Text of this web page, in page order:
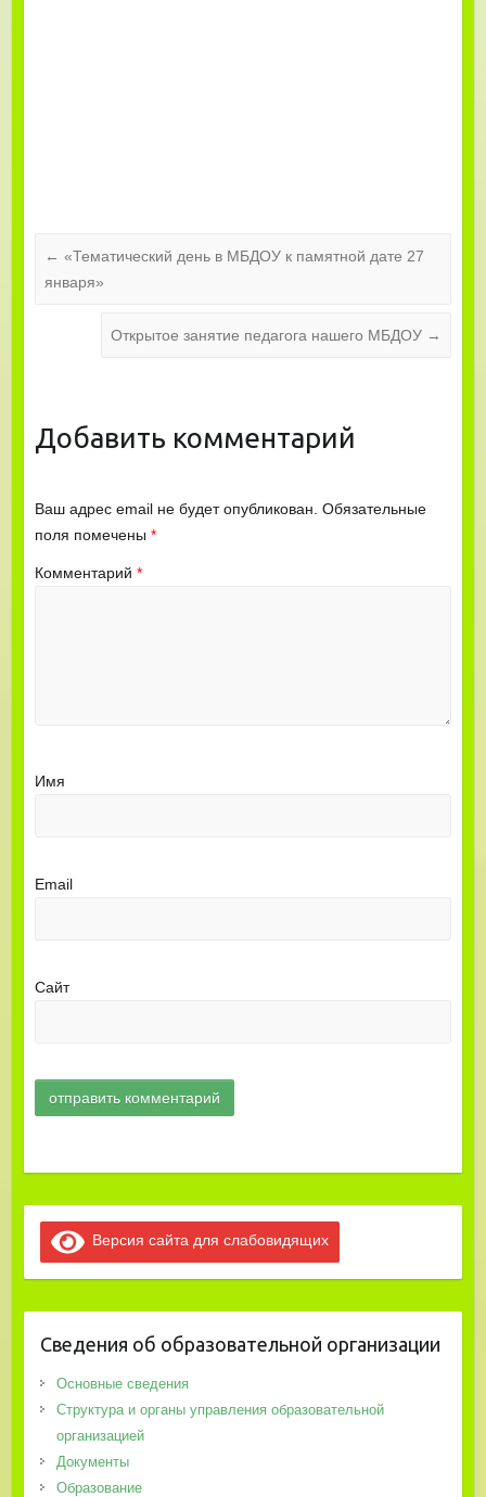
← «Тематический день в МБДОУ к памятной дате 27
января»
Открытое занятие педагога нашего МБДОУ →
Добавить комментарий
Ваш адрес email не будет опубликован. Обязательные
поля помечены *
Комментарий *
Имя
Email
Сайт
Версия сайта для слабовидящих
Сведения об образовательной организации
Основные сведения
Структура и органы управления образовательной
организацией
Документы
Образование